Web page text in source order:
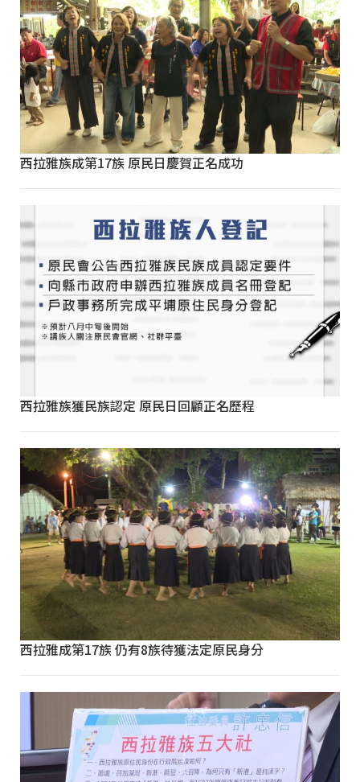
西拉雅族成第17族 原民日慶賀正名成功
西拉雅族獲民族認定 原民日回顧正名歷程
西拉雅成第17族 仍有8族待獲法定原民身分